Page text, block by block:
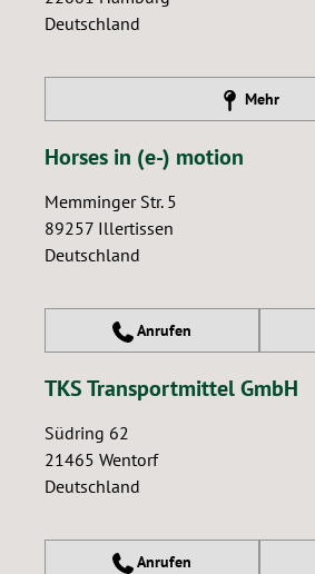
Deutschland
Mehr
Horses in (e-) motion
Memminger Str. 5
89257 Illertissen
Deutschland
Anrufen
TKS Transportmittel GmbH
Südring 62
21465 Wentorf
Deutschland
Anrufen